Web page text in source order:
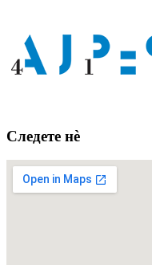
Следете нè